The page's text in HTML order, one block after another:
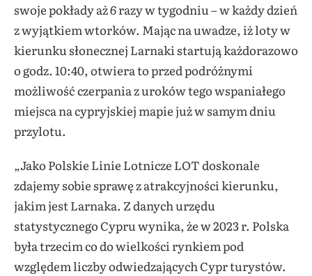
swoje pokłady aż 6 razy w tygodniu – w każdy dzień
z wyjątkiem wtorków. Mając na uwadze, iż loty w
kierunku słonecznej Larnaki startują każdorazowo
o godz. 10:40, otwiera to przed podróżnymi
możliwość czerpania z uroków tego wspaniałego
miejsca na cypryjskiej mapie już w samym dniu
przylotu.
„Jako Polskie Linie Lotnicze LOT doskonale
zdajemy sobie sprawę z atrakcyjności kierunku,
jakim jest Larnaka. Z danych urzędu
statystycznego Cypru wynika, że w 2023 r. Polska
była trzecim co do wielkości rynkiem pod
względem liczby odwiedzających Cypr turystów.